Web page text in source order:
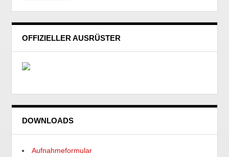
OFFIZIELLER AUSRÜSTER
DOWNLOADS
Aufnahmeformular